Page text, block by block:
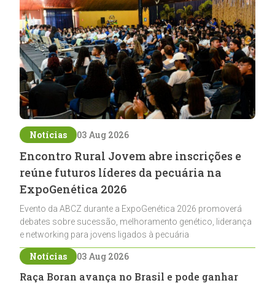
Notícias 03 Aug 2026
Encontro Rural Jovem abre inscrições e
reúne futuros líderes da pecuária na
ExpoGenética 2026
Evento da ABCZ durante a ExpoGenética 2026 promoverá
debates sobre sucessão, melhoramento genético, liderança
e networking para jovens ligados à pecuária
Notícias 03 Aug 2026
Raça Boran avança no Brasil e pode ganhar